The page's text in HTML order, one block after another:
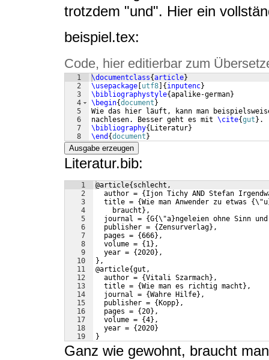
trotzdem "und". Hier ein
beispiel.tex:
Code, hier editierbar zum
1
2
3
4
5
6
7
8
\documentclass{article}
\usepackage utf8 { inputenc}
\bibliographystyle{apalike-german}
\begin{document }
Wie das hier läuft, kann man
nachlesen. Besser geht es mit \cite{gut } .
\bibliography{ Literatur}
\end {document }
Ausgabe erzeugen
Literatur.bib:
1
2
3
4
5
6
7
8
9
10
11
12
13
14
15
16
17
18
19
@article{schlecht,
author = {Ijon Tichy AND Stefan
title = {Wie man Anwender zu etwas
    braucht},
journal = {G{\"a}ngeleien ohne Sinn
  publisher = {Zensurverlag},
  pages = {666},
  volume = {1},
  year = {2020},
},
@article{gut,
  author = {Vitali Szarmach},
  title = {Wie man es richtig macht},
  journal = {Wahre Hilfe},
  publisher = {Kopp},
  pages = {20},
  volume = {4},
  year = {2020}
}
Ganz wie gewohnt, braucht